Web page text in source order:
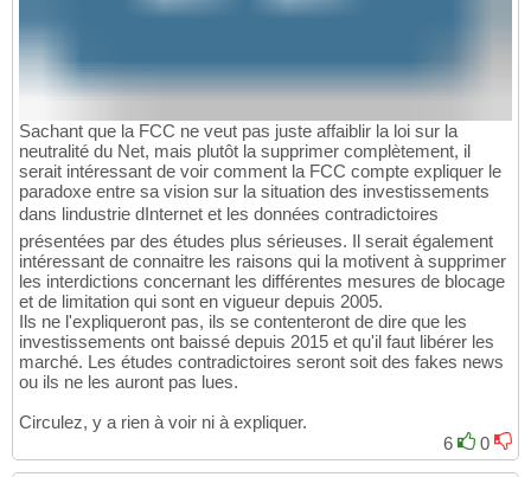
Sachant que la FCC ne veut pas juste affaiblir la loi sur la
neutralité du Net, mais plutôt la supprimer complètement, il
serait intéressant de voir comment la FCC compte expliquer le
paradoxe entre sa vision sur la situation des investissements
dans lindustrie dInternet et les données contradictoires
présentées par des études plus sérieuses. Il serait également
intéressant de connaitre les raisons qui la motivent à supprimer
les interdictions concernant les différentes mesures de blocage
et de limitation qui sont en vigueur depuis 2005.
Ils ne l'expliqueront pas, ils se contenteront de dire que les
investissements ont baissé depuis 2015 et qu'il faut libérer les
marché. Les études contradictoires seront soit des fakes news
ou ils ne les auront pas lues.
Circulez, y a rien à voir ni à expliquer.
6
0